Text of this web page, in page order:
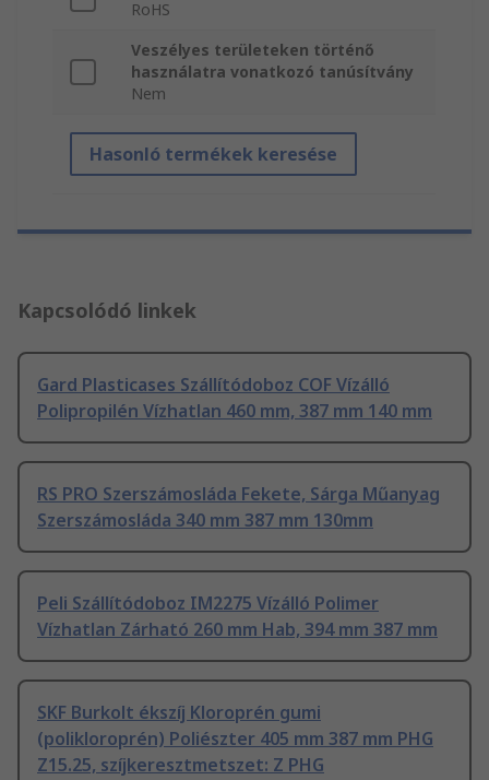
RoHS
Veszélyes területeken történő
használatra vonatkozó tanúsítvány
Nem
Hasonló termékek keresése
Kapcsolódó linkek
Gard Plasticases Szállítódoboz COF Vízálló
Polipropilén Vízhatlan 460 mm, 387 mm 140 mm
RS PRO Szerszámosláda Fekete, Sárga Műanyag
Szerszámosláda 340 mm 387 mm 130mm
Peli Szállítódoboz IM2275 Vízálló Polimer
Vízhatlan Zárható 260 mm Hab, 394 mm 387 mm
SKF Burkolt ékszíj Kloroprén gumi
(polikloroprén) Poliészter 405 mm 387 mm PHG
Z15.25, szíjkeresztmetszet: Z PHG